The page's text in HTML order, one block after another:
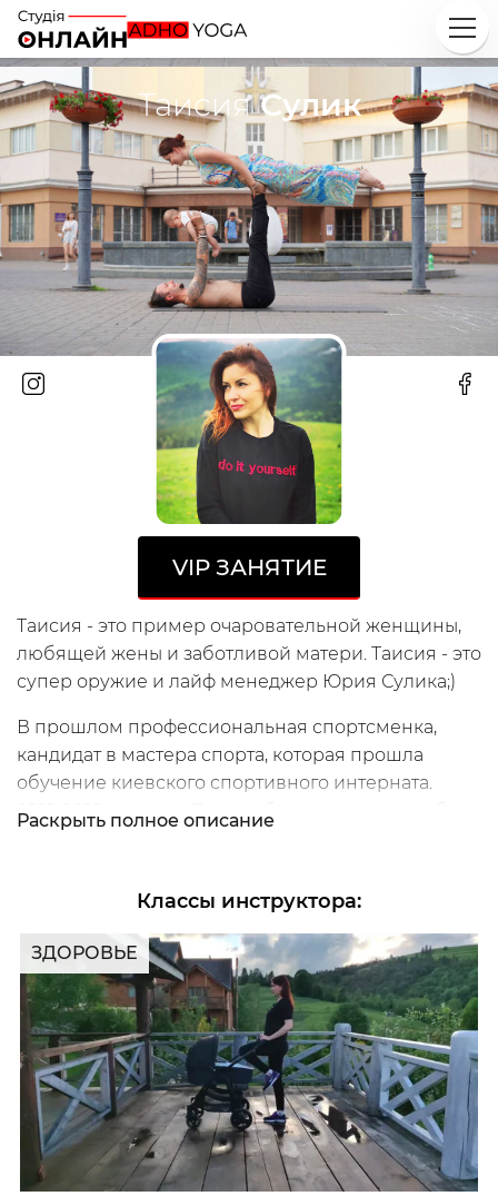
Исследуй
Классы
Курсы Плейлисты
Инструкторы
Таисия Сулик
VIP ЗАНЯТИЕ
Таисия - это пример очаровательной женщины,
любящей жены и заботливой матери. Таисия - это
супер оружие и лайф менеджер Юрия Сулика;)
В прошлом профессиональная спортсменка,
кандидат в мастера спорта, которая прошла
обучение киевского спортивного интерната.
2015-2016 годы для Таисии были поисками себя и
А.Сидерського. С 2017 Таисия
которая вдохновляет других жить гармоничной,
наполненной семейной жизнью. Конечно
секретным ключиком к этому всему практика
йоги, которой йогиня и поделится.
Именно Таисия является основателем и
руководителем нашего портала АДХО.онлайн.
Также проводит персональные и групповые
занятия по йоге и специализированные йога.
Раскрыть полное описание
Классы инструктора:
ЗДОРОВЬЕ